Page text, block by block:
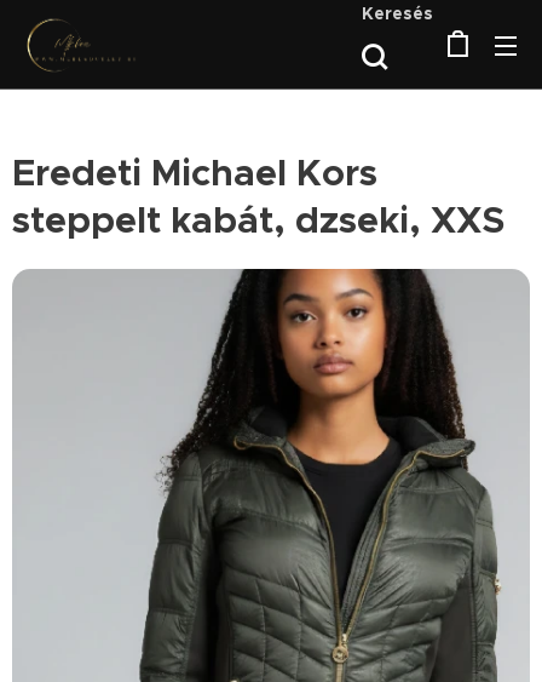
Keresés
Eredeti Michael Kors
steppelt kabát, dzseki, XXS